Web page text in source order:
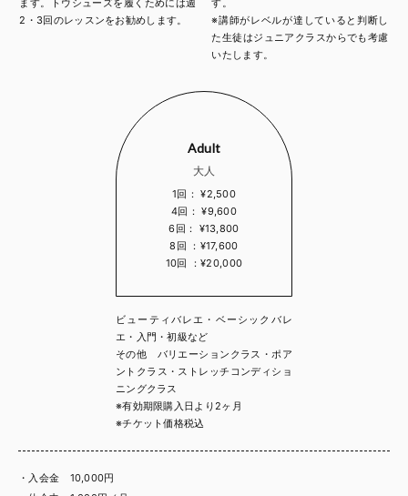
ます。トウシューズを履くためには週
2・3回のレッスンをお勧めします。
す。
※講師がレベルが達していると判断し
た生徒はジュニアクラスからでも考慮
いたします。
Adult
大人
1回： ¥2,500
4回： ¥9,600
6回： ¥13,800
8回 ：¥17,600
10回 ：¥20,000
ビューティバレエ・ベーシックバレ
エ・入門・初級など
その他 バリエーションクラス・ポア
ントクラス・ストレッチコンディショ
ニングクラス
※有効期限購入日より2ヶ月
※チケット価格税込
・入会金 10,000円